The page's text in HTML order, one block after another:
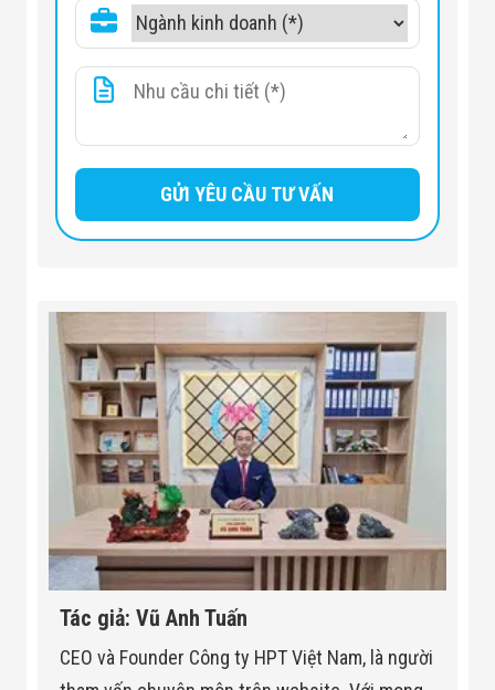
Tác giả: Vũ Anh Tuấn
CEO và Founder Công ty HPT Việt Nam, là người